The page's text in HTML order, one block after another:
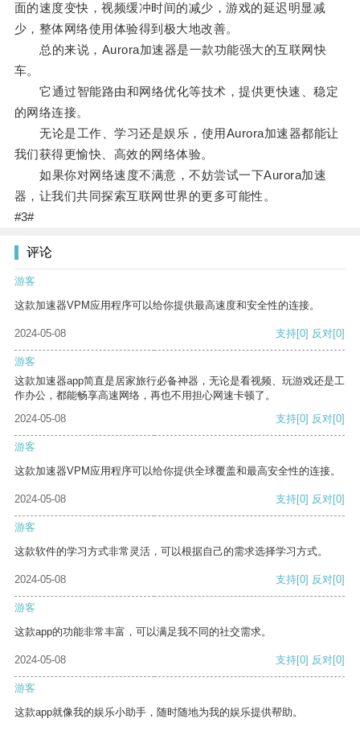
面的速度变快，视频缓冲时间的减少，游戏的延迟明显减
少，整体网络使用体验得到极大地改善。
总的来说，Aurora加速器是一款功能强大的互联网快
车。
它通过智能路由和网络优化等技术，提供更快速、稳定
的网络连接。
无论是工作、学习还是娱乐，使用Aurora加速器都能让
我们获得更愉快、高效的网络体验。
如果你对网络速度不满意，不妨尝试一下Aurora加速
器，让我们共同探索互联网世界的更多可能性。
#3#
评论
游客
这款加速器VPM应用程序可以给你提供最高速度和安全性的连接。
2024-05-08 支持[0] 反对[0]
游客
这款加速器app简直是居家旅行必备神器，无论是看视频、玩游戏还是工
作办公，都能畅享高速网络，再也不用担心网速卡顿了。
2024-05-08
支持[0] 反对[0]
游客
这款加速器VPM应用程序可以给你提供全球覆盖和最高安全性的连接。
2024-05-08 支持[0] 反对[0]
游客
这款软件的学习方式非常灵活，可以根据自己的需求选择学习方式。
2024-05-08 支持[0] 反对[0]
游客
这款app的功能非常丰富，可以满足我不同的社交需求。
2024-05-08 支持[0] 反对[0]
游客
这款app就像我的娱乐小助手，随时随地为我的娱乐提供帮助。